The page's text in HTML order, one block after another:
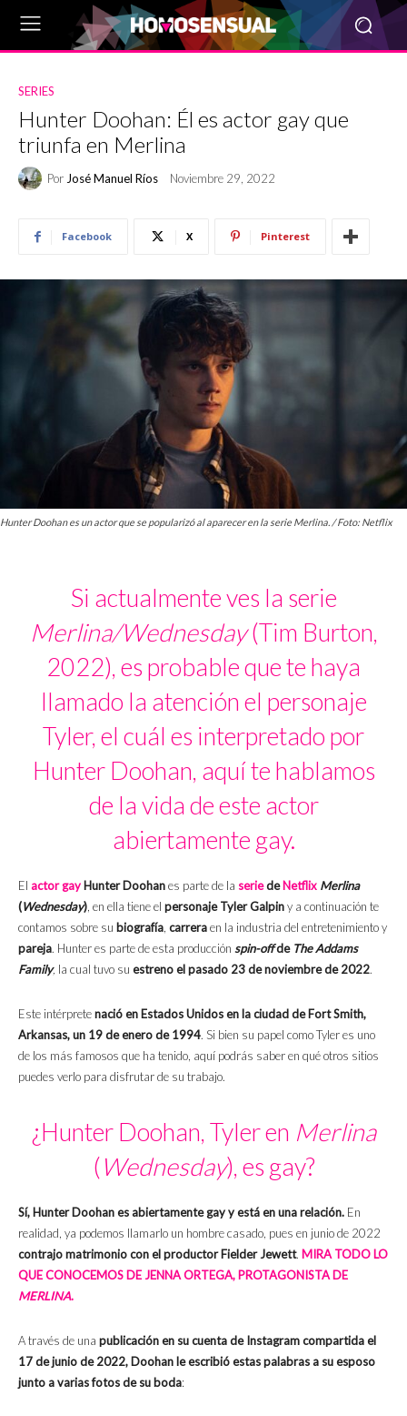
SERIES
Hunter Doohan: Él es actor gay que
triunfa en Merlina
Por José Manuel Ríos Noviembre 29, 2022
Facebook X Pinterest
Hunter Doohan es un actor que se popularizó al aparecer en la serie Merlina. / Foto: Netflix
Si actualmente ves la serie
Merlina/Wednesday(Tim Burton,
2022), es probable que te haya
llamado la atención el personaje
Tyler, el cuál es interpretado por
Hunter Doohan, aquí te hablamos
de la vida de este actor
abiertamente gay.
El actor gay Hunter Doohanes parte de la seriedeNetflix Merlina
(Wednesday), en ella tiene el personaje TylerGalpiny a continuación te
contamos sobre su biografía, carreraen la industria del entretenimiento y
pareja. Hunter es parte de esta producción spin-offde The Addams
Family, la cual tuvo su estreno el pasado 23 de noviembre de 2022.
Este intérpretenació en Estados Unidos en la ciudad de Fort Smith,
Arkansas, un 19 de enero de 1994. Si bien su papel como Tyler es uno
de los más famosos que ha tenido, aquí podrás saber en qué otros sitios
puedes verlo para disfrutar de su trabajo.
¿Hunter Doohan, Tyler en Merlina
(Wednesday), es gay?
Sí, Hunter Doohan es abiertamente gay y está en una relación. En
realidad, ya podemos llamarlo un hombre casado, pues en junio de 2022
contrajo matrimonio con el productor Fielder Jewett. MIRA TODO LO
QUE CONOCEMOS DE JENNA ORTEGA, PROTAGONISTA DE
MERLINA.
A través de una publicación en su cuenta de Instagram compartida el
17 de junio de 2022, Doohan le escribió estas palabras a su esposo
junto a varias fotos de su boda: